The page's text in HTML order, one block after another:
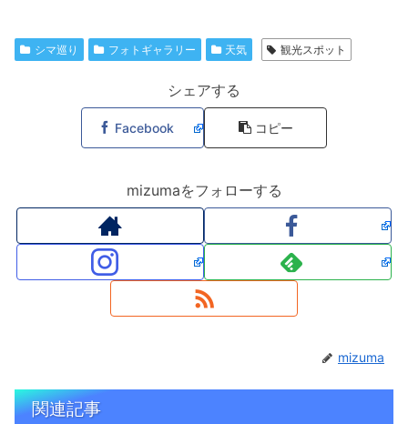
シマ巡り フォトギャラリー 天気 観光スポット
シェアする
Facebook コピー
mizumaをフォローする
mizuma
関連記事